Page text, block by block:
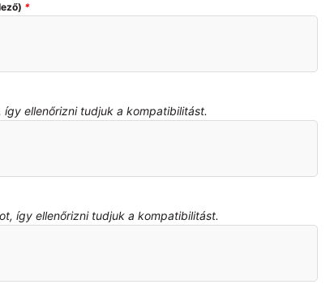
*
ellenőrizni tudjuk a kompatibilitást.
így ellenőrizni tudjuk a kompatibilitást.